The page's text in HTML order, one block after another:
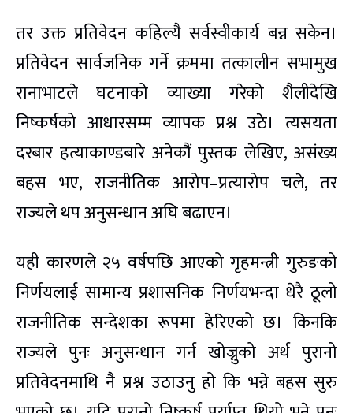
तर उक्त प्रतिवेदन कहिल्यै सर्वस्वीकार्य बन्न सकेन।
प्रतिवेदन सार्वजनिक गर्ने क्रममा तत्कालीन सभामुख
रानाभाटले घटनाको व्याख्या गरेको शैलीदेखि
निष्कर्षको आधारसम्म व्यापक प्रश्न उठे। त्यसयता
दरबार हत्याकाण्डबारे अनेकौं पुस्तक लेखिए, असंख्य
बहस भए, राजनीतिक आरोप–प्रत्यारोप चले, तर
राज्यले थप अनुसन्धान अघि बढाएन।
यही कारणले २५ वर्षपछि आएको गृहमन्त्री गुरुङको
निर्णयलाई सामान्य प्रशासनिक निर्णयभन्दा धेरै ठूलो
राजनीतिक सन्देशका रूपमा हेरिएको छ। किनकि
राज्यले पुनः अनुसन्धान गर्न खोज्नुको अर्थ पुरानो
प्रतिवेदनमाथि नै प्रश्न उठाउनु हो कि भन्ने बहस सुरु